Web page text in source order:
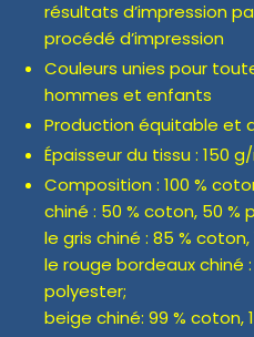
résultats d’impression
procédé d’impression
Couleurs unies pour
hommes et enfants
Production équitable et
Épaisseur du tissu : 150 g/
Composition : 100 %
chiné : 50 % coton, 50 %
le gris chiné : 85 % coton,
le rouge bordeaux chiné
polyester;
beige chiné: 99 % coton,